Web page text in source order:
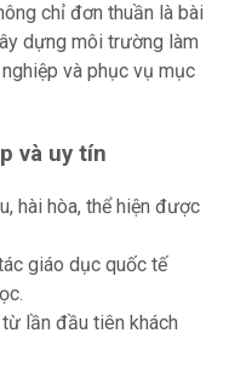
chỉ đơn thuần là bài
dựng môi trường làm
và phục vụ mục
và uy tín
hài hòa, thể hiện được
giáo dục quốc tế
lần đầu tiên khách